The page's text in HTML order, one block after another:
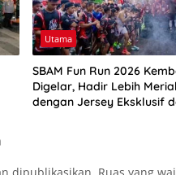
Utama
SBAM Fun Run 2026
Digelar, Hadir Lebih
dengan Jersey Eksklusif